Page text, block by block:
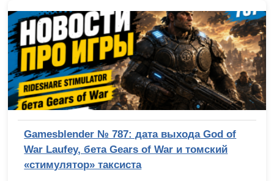
Gamesblender № 787: дата выхода God of
War Laufey, бета Gears of War и томский
«стимулятор» таксиста